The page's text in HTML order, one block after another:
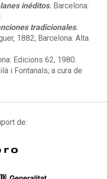
inéditos. Barcelona:
tradicionales.
1882; Barcelona: Alta
Edicions 62, 1980.
i Fontanals; a cura de
de: